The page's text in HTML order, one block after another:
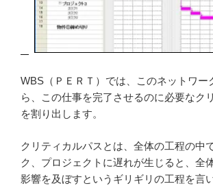
WBS（ＰＥＲＴ）では、このネットワー
ら、この仕事を完了させるのに必要なク
を割り出します。
クリティカルパスとは、全体の工程の中
ク、プロジェクトに遅れが生じると、全
影響を及ぼすというギリギリの工程を言